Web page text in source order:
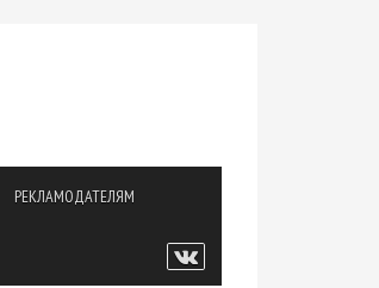
РЕКЛАМОДАТЕЛЯМ